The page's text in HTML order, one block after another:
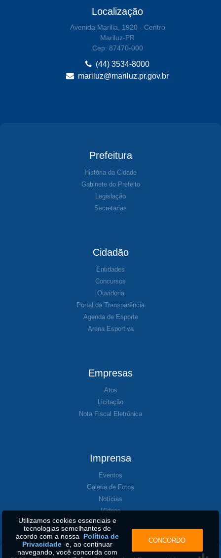
Localização
Avenida Marilia, 1920 - Centro
Mariluz-PR
Cep: 87470-000
(44) 3534-8000
mariluz@mariluz.pr.gov.br
Prefeitura
História da Cidade
Gabinete do Prefeito
Legislação
Secretarias
Cidadão
Entidades
Concursos
Ouvidoria
Portal da Transparência
Agenda de Esporte
Arena Esportiva
Empresas
Atos
Licitação
Nota Fiscal Eletrônica
Imprensa
Eventos
Galeria de Fotos
Notícias
Vídeos
Utilizamos cookies essenciais e
tecnologias semelhantes de
acordo com a nossa Política de
Privacidadee, ao continuar
navegando, você concorda com
CONCORDO